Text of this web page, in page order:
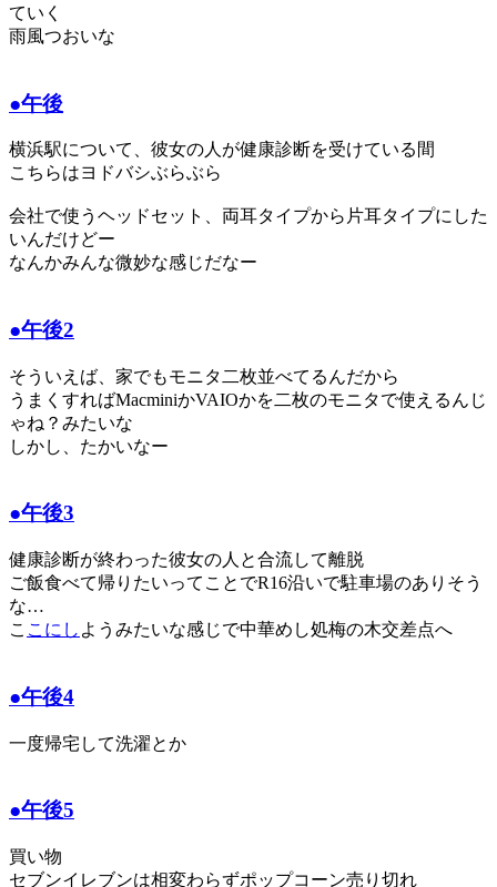
ていく
雨風つおいな
●午後
横浜駅について、彼女の人が健康診断を受けている間
こちらはヨドバシぶらぶら
会社で使うヘッドセット、両耳タイプから片耳タイプにした
いんだけどー
なんかみんな微妙な感じだなー
●午後2
そういえば、家でもモニタ二枚並べてるんだから
うまくすればMacminiかVAIOかを二枚のモニタで使えるんじ
ゃね？みたいな
しかし、たかいなー
●午後3
健康診断が終わった彼女の人と合流して離脱
ご飯食べて帰りたいってことでR16沿いで駐車場のありそう
な…
こ こにし ようみたいな感じで中華めし処梅の木交差点へ
●午後4
一度帰宅して洗濯とか
●午後5
買い物
セブンイレブンは相変わらずポップコーン売り切れ